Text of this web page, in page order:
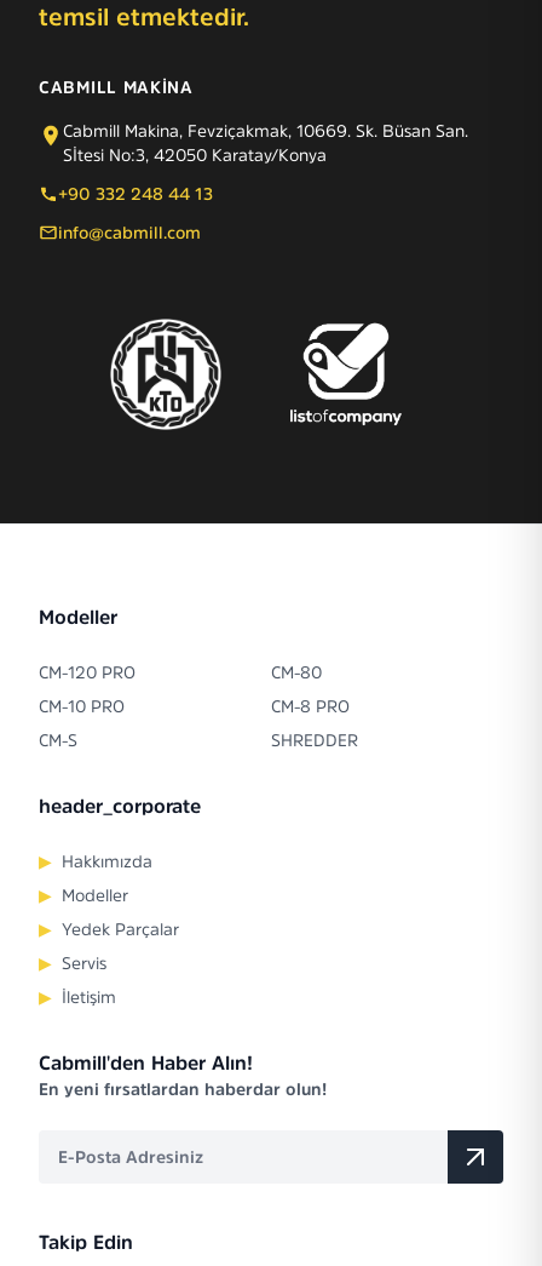
temsil etmektedir.
CABMILL MAKİNA
Cabmill Makina, Fevziçakmak, 10669. Sk. Büsan San.
Sİtesi No:3, 42050 Karatay/Konya
+90 332 248 44 13
info@cabmill.com
Modeller
CM-120 PRO
CM-80
CM-10 PRO
CM-8 PRO
CM-S
SHREDDER
header_corporate
▶
Hakkımızda
▶
Modeller
▶ Yedek Parçalar
▶
Servis
▶
İletişim
Cabmill'den Haber Alın!
En yeni fırsatlardan haberdar olun!
Takip Edin